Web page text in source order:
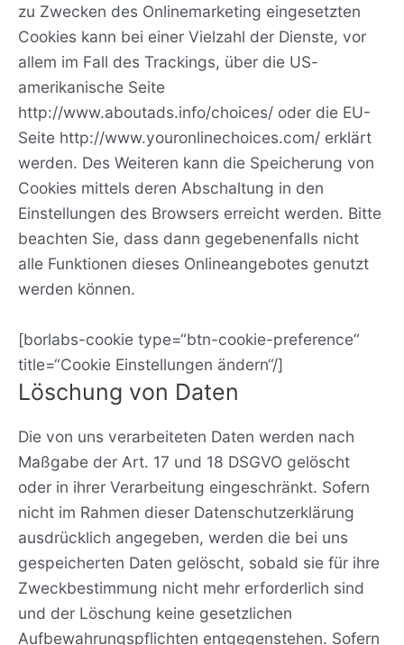
zu Zwecken des Onlinemarketing eingesetzten
Cookies kann bei einer Vielzahl der Dienste, vor
allem im Fall des Trackings, über die US-
amerikanische Seite
http://www.aboutads.info/choices/ oder die EU-
Seite http://www.youronlinechoices.com/ erklärt
werden. Des Weiteren kann die Speicherung von
Cookies mittels deren Abschaltung in den
Einstellungen des Browsers erreicht werden. Bitte
beachten Sie, dass dann gegebenenfalls nicht
alle Funktionen dieses Onlineangebotes genutzt
werden können.
[borlabs-cookie type=“btn-cookie-preference“
title=“Cookie Einstellungen ändern“/]
Löschung von Daten
Die von uns verarbeiteten Daten werden nach
Maßgabe der Art. 17 und 18 DSGVO gelöscht
oder in ihrer Verarbeitung eingeschränkt. Sofern
nicht im Rahmen dieser Datenschutzerklärung
ausdrücklich angegeben, werden die bei uns
gespeicherten Daten gelöscht, sobald sie für ihre
Zweckbestimmung nicht mehr erforderlich sind
und der Löschung keine gesetzlichen
Aufbewahrungspflichten entgegenstehen. Sofern